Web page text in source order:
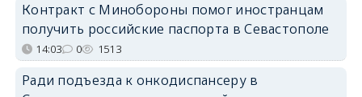
Контракт с Минобороны помог иностранцам
получить российские паспорта в Севастополе
14:03 0 1513
Ради подъезда к онкодиспансеру в